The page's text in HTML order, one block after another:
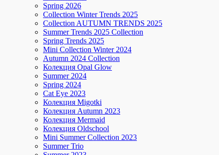
Spring 2026
Collection Winter Trends 2025
Collection AUTUMN TRENDS 2025
Summer Trends 2025 Collection
Spring Trends 2025
Mini Collection Winter 2024
Autumn 2024 Collection
Колекция Opal Glow
Summer 2024
Spring 2024
Cat Eye 2023
Колекция Migotki
Колекция Autumn 2023
Колекция Mermaid
Колекция Oldschool
Mini Summer Collection 2023
Summer Trio